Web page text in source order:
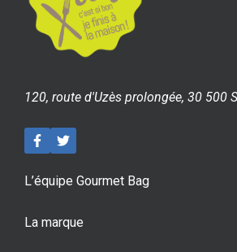
120, route d'Uzès prolongée, 30 500
L’équipe Gourmet Bag
La marque